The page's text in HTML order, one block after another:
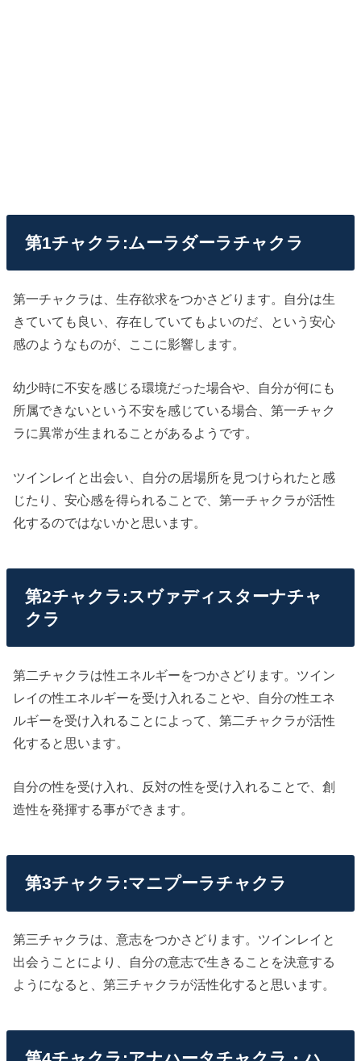
第1チャクラ:ムーラダーラチャクラ
第一チャクラは、生存欲求をつかさどります。自分は生
きていても良い、存在していてもよいのだ、という安心
感のようなものが、ここに影響します。
幼少時に不安を感じる環境だった場合や、自分が何にも
所属できないという不安を感じている場合、第一チャク
ラに異常が生まれることがあるようです。
ツインレイと出会い、自分の居場所を見つけられたと感
じたり、安心感を得られることで、第一チャクラが活性
化するのではないかと思います。
第2チャクラ:スヴァディスターナチャ
クラ
第二チャクラは性エネルギーをつかさどります。ツイン
レイの性エネルギーを受け入れることや、自分の性エネ
ルギーを受け入れることによって、第二チャクラが活性
化すると思います。
自分の性を受け入れ、反対の性を受け入れることで、創
造性を発揮する事ができます。
第3チャクラ:マニプーラチャクラ
第三チャクラは、意志をつかさどります。ツインレイと
出会うことにより、自分の意志で生きることを決意する
ようになると、第三チャクラが活性化すると思います。